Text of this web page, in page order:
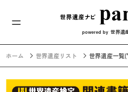
powered by 世界遺
ホーム 世界遺産リスト 世界遺産一覧